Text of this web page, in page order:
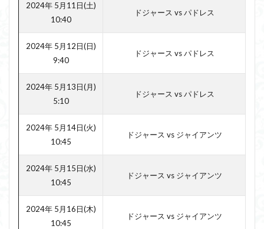
2024年 5月11日(土)
10:40
ドジャース vs パドレス
2024年 5月12日(日)
9:40
ドジャース vs パドレス
2024年 5月13日(月)
5:10
ドジャース vs パドレス
2024年 5月14日(火)
10:45
ドジャース vs ジャイアンツ
2024年 5月15日(水)
10:45
ドジャース vs ジャイアンツ
2024年 5月16日(木)
10:45
ドジャース vs ジャイアンツ